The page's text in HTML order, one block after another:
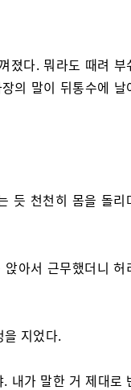
졌다. 뭐라도 때려 부
의 말이 뒤통수에 날
듯 천천히 몸을 돌리
아서 근무했더니 허
을 지었다.
내가 말한 거 제대로